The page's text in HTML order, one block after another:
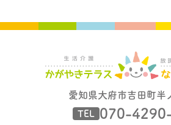
愛知県大府市吉田町半
TEL 070-